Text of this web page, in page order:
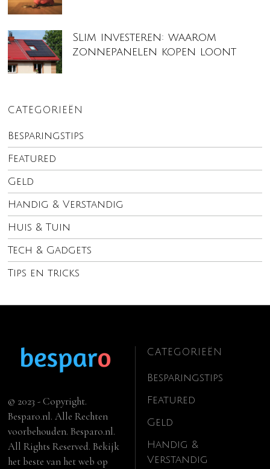
Slim investeren: waarom
zonnepanelen kopen loont
CATEGORIEËN
Besparingstips
Featured
Geld
Handig & Verstandig
Huis & Tuin
Tech & Gadgets
Tips en tricks
© 2023 - Copyright.
Besparo.nl. Alle Rechten
voorbehouden. Besparo.nl.
All Rights Reserved. Bekijk
het beste van het web op
CATEGORIEËN
Besparingstips
Featured
Geld
Handig &
Verstandig